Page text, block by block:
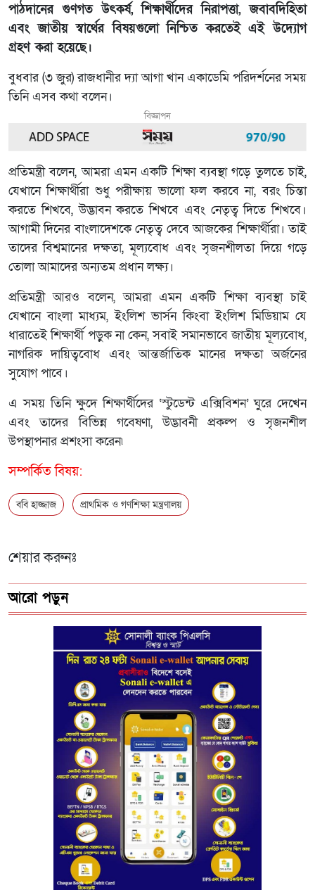
পাঠদানের গুণগত উৎকর্ষ, শিক্ষার্থীদের নিরাপত্তা, জবাবদিহিতা
এবং জাতীয় স্বার্থের বিষয়গুলো নিশ্চিত করতেই এই উদ্যোগ
গ্রহণ করা হয়েছে।
বুধবার (৩ জুর) রাজধানীর দ্যা আগা খান একাডেমি পরিদর্শনের সময়
তিনি এসব কথা বলেন।
বিজ্ঞাপন
প্রতিমন্ত্রী বলেন, আমরা এমন একটি শিক্ষা ব্যবস্থা গড়ে তুলতে চাই,
যেখানে শিক্ষার্থীরা শুধু পরীক্ষায় ভালো ফল করবে না, বরং চিন্তা
করতে শিখবে, উদ্ভাবন করতে শিখবে এবং নেতৃত্ব দিতে শিখবে।
আগামী দিনের বাংলাদেশকে নেতৃত্ব দেবে আজকের শিক্ষার্থীরা। তাই
তাদের বিশ্বমানের দক্ষতা, মূল্যবোধ এবং সৃজনশীলতা দিয়ে গড়ে
তোলা আমাদের অন্যতম প্রধান লক্ষ্য।
প্রতিমন্ত্রী আরও বলেন, আমরা এমন একটি শিক্ষা ব্যবস্থা চাই
যেখানে বাংলা মাধ্যম, ইংলিশ ভার্সন কিংবা ইংলিশ মিডিয়াম যে
ধারাতেই শিক্ষার্থী পড়ুক না কেন, সবাই সমানভাবে জাতীয় মূল্যবোধ,
নাগরিক দায়িত্ববোধ এবং আন্তর্জাতিক মানের দক্ষতা অর্জনের
সুযোগ পাবে।
এ সময় তিনি ক্ষুদে শিক্ষার্থীদের ‘স্টুডেন্ট এক্সিবিশন’ ঘুরে দেখেন
এবং তাদের বিভিন্ন গবেষণা, উদ্ভাবনী প্রকল্প ও সৃজনশীল
উপস্থাপনার প্রশংসা করেন৷
সম্পর্কিত বিষয়:
ববি হাজ্জাজ প্রাথমিক ও গণশিক্ষা মন্ত্রণালয়
শেয়ার করুনঃ
আরো পড়ুন